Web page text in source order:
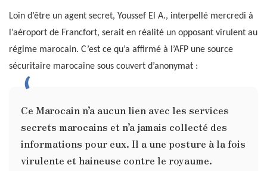
Loin d’être un agent secret, Youssef El A., interpellé mercredi à
l’aéroport de Francfort, serait en réalité un opposant virulent au
régime marocain. C’est ce qu’a affirmé à l’AFP une source
sécuritaire marocaine sous couvert d’anonymat :
Ce Marocain n’a aucun lien avec les services
secrets marocains et n’a jamais collecté des
informations pour eux. Il a une posture à la fois
virulente et haineuse contre le royaume.